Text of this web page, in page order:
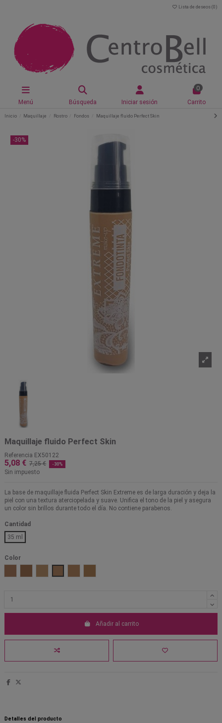
Lista de deseos (0 )
Menú Búsqueda Iniciar sesión
0
Carrito
Inicio Maquillaje Rostro Fondos Maquillaje fluido Perfect Skin
-30%
Maquillaje fluido Perfect Skin
Referencia EX50122
5,08 € 7,25 € -30%
Sin impuesto
La base de maquillaje fluida Perfect Skin Extreme es de larga duración y deja la
piel con una textura aterciopelada y suave. Unifica el tono de la piel y asegura
un color sin brillos durante todo el día. No contiene parabenos.
Cantidad
35 ml
Color
Añadir al carrito
Detalles del producto